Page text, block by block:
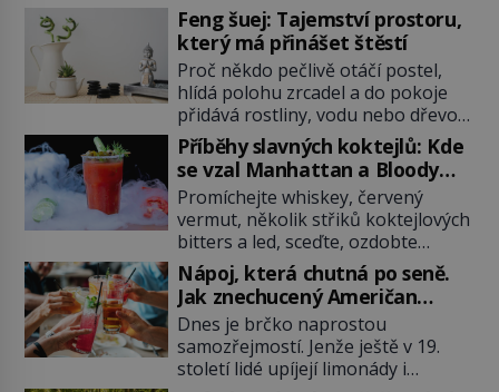
Feng šuej: Tajemství prostoru,
který má přinášet štěstí
Proč někdo pečlivě otáčí postel,
hlídá polohu zrcadel a do pokoje
přidává rostliny, vodu nebo dřevo?
Feng šuej tvrdí, že domov není jen
soubor zdí a nábytku. Je to prostor,
kterým proudí energie čchi a jeho
uspořádání může ovlivňovat, jak se
v něm člověk cítí. Feng šuej má
kořeny ve staré Číně a jeho historie
[…]
Příběhy slavných koktejlů: Kde
se vzal Manhattan a Bloody
Mary?
Promíchejte whiskey, červený
vermut, několik střiků koktejlových
bitters a led, sceďte, ozdobte
koktejlovou třešinkou a tadá…
Manhattan je tu! A pokud to má být
skutečně on, dejte si pozor, ať
místo klasické americké rye
whiskey či klidně bourbonu
nepoužijete skotskou whisku. Co
Nápoj, která chutná po seně.
Jak znechucený Američan
vymyslel brčko
Dnes je brčko naprostou
samozřejmostí. Jenže ještě v 19.
století lidé upíjejí limonády i